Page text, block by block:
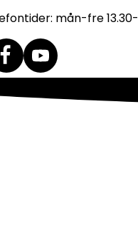
mån-fre 13.30-